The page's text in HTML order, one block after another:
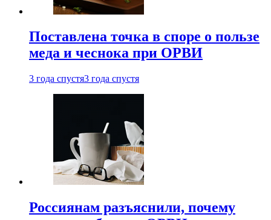
Поставлена точка в споре о пользе
меда и чеснока при ОРВИ
3 года спустя3 года спустя
Россиянам разъяснили, почему